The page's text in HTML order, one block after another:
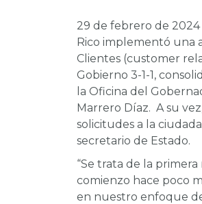
29 de febrero de 2024
Rico implementó una
Clientes (customer
Gobierno 3-1-1,
la Oficina del
Marrero Díaz. A su
solicitudes a la
secretario de Estado.
“Se trata de la
comienzo hace poco
en nuestro enfoque